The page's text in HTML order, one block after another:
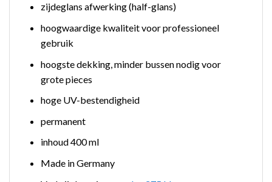
zijdeglans afwerking (half-glans)
hoogwaardige kwaliteit voor professioneel
gebruik
hoogste dekking, minder bussen nodig voor
grote pieces
hoge UV-bestendigheid
permanent
inhoud 400 ml
Made in Germany